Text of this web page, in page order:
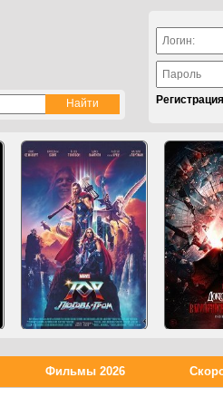
Регистрация
Фильмы 2026